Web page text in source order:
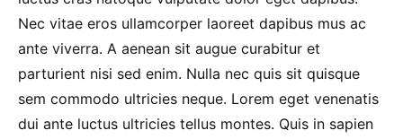
Nec vitae eros ullamcorper laoreet dapibus mus ac
ante viverra. A aenean sit augue curabitur et
parturient nisi sed enim. Nulla nec quis sit quisque
sem commodo ultricies neque. Lorem eget venenatis
dui ante luctus ultricies tellus montes. Quis in sapien